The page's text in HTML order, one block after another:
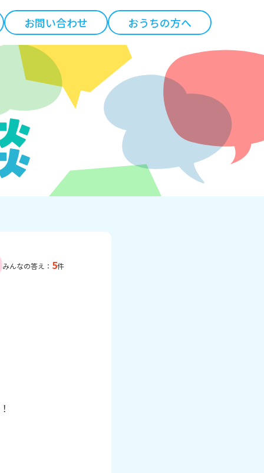
お問い合わせ おうちの方へ
みんなの答え： 5件